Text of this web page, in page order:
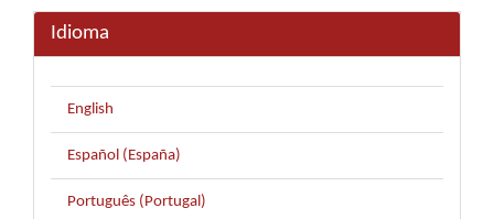
Idioma
English
Español (España)
Português (Portugal)